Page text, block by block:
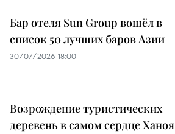
Бар отеля Sun Group вошёл в
список 50 лучших баров Азии
30/07/2026 18:00
Возрождение туристических
деревень в самом сердце Ханоя